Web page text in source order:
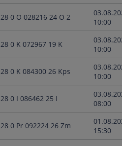
28 0 O 028216 24 O 2
10:00
28 0 K 072967 19 K
10:00
28 0 K 084300 26 Kps
10:00
28 0 I 086462 25 I
08:00
28 0 Pr 092224 26 Zm
15:30